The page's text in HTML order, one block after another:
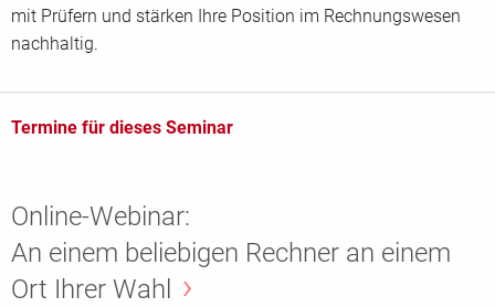
mit Prüfern und stärken Ihre Position im Rechnungswesen
nachhaltig.
Termine für dieses Seminar
Online-Webinar:
An einem beliebigen Rechner an einem
Ort Ihrer Wahl